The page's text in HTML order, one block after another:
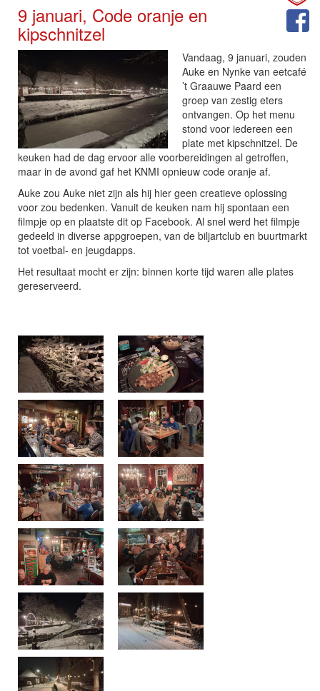
9 januari, Code oranje en
kipschnitzel
Vandaag, 9 januari, zouden
Auke en Nynke van eetcafé
’t Graauwe Paard een
groep van zestig eters
ontvangen. Op het menu
stond voor iedereen een
plate met kipschnitzel. De
keuken had de dag ervoor alle voorbereidingen al getroffen,
maar in de avond gaf het KNMI opnieuw code oranje af.
Auke zou Auke niet zijn als hij hier geen creatieve oplossing
voor zou bedenken. Vanuit de keuken nam hij spontaan een
filmpje op en plaatste dit op Facebook. Al snel werd het filmpje
gedeeld in diverse appgroepen, van de biljartclub en buurtmarkt
tot voetbal- en jeugdapps.
Het resultaat mocht er zijn: binnen korte tijd waren alle plates
gereserveerd.